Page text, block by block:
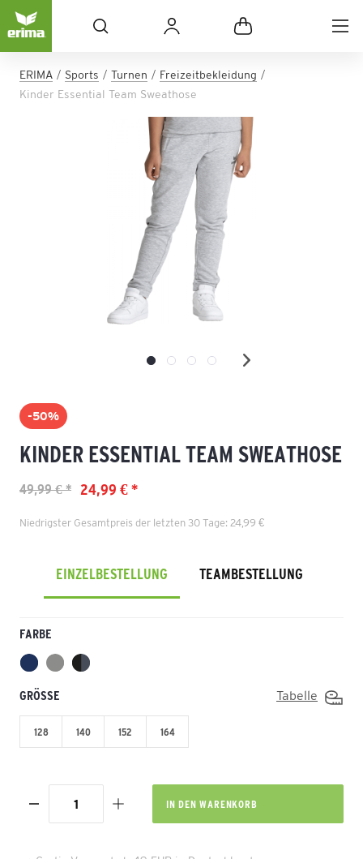
ERIMA Sports Turnen
Freizeitbekleidung
Kinder Essential Team Sweathose
-50%
KINDER ESSENTIAL TEAM SWEATHOSE
24,99 € *
49,99 € *
Niedrigster Gesamtpreis der letzten 30 Tage: 24,99 €
EINZELBESTELLUNG TEAMBESTELLUNG
FARBE
GRÖSSE Tabelle
128 140 152 164
IN DEN WARENKORB